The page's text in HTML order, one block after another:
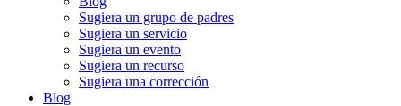
Sugiera un grupo de padres
Sugiera un servicio
Sugiera un evento
Sugiera un recurso
Sugiera una corrección
Blog